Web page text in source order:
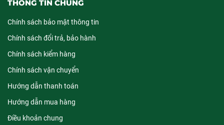
THÔNG TIN CHUNG
Chính sách bảo mật thông tin
Chính sách đổi trả, bảo hành
Chính sách kiểm hàng
Chính sách vận chuyển
Hướng dẫn thanh toán
Hướng dẫn mua hàng
Điều khoản chung